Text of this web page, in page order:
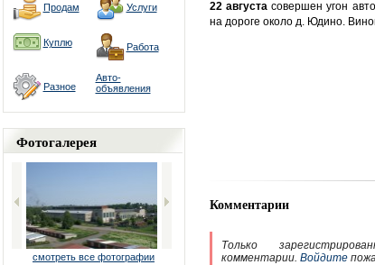
Продам Услуги
Куплю Работа
Разное
Авто-
объявления
Фотогалерея
смотреть все фотографии
22 августасовершен угон
на дороге около д. Юдино.
Комментарии
Только
комментарии. Войдите